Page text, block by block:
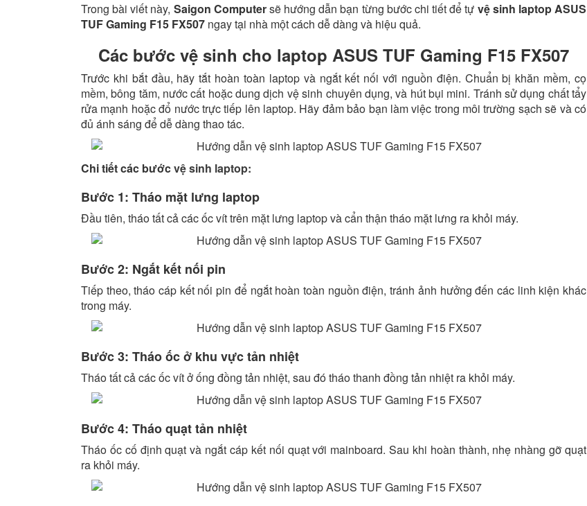
Trong bài viết này, Saigon Computersẽ hướng dẫn bạn từng bước chi tiết để tự vệ sinh laptop ASUS
TUF Gaming F15 FX507 ngay tại nhà một cách dễ dàng và hiệu quả.
Các bước vệ sinh cho laptop ASUS TUF Gaming F15 FX507
Trước khi bắt đầu, hãy tắt hoàn toàn laptop và ngắt kết nối với nguồn điện. Chuẩn bị khăn mềm, cọ
mềm, bông tăm, nước cất hoặc dung dịch vệ sinh chuyên dụng, và hút bụi mini. Tránh sử dụng chất tẩy
rửa mạnh hoặc đổ nước trực tiếp lên laptop. Hãy đảm bảo bạn làm việc trong môi trường sạch sẽ và có
đủ ánh sáng để dễ dàng thao tác.
Chi tiết các bướcvệ sinh laptop:
Bước 1: Tháo mặt lưng laptop
Đầu tiên, tháo tất cả các ốc vít trên mặt lưng laptop và cẩn thận tháo mặt lưng ra khỏi máy.
Bước 2: Ngắt kết nối pin
Tiếp theo, tháo cáp kết nối pin để ngắt hoàn toàn nguồn điện, tránh ảnh hưởng đến các linh kiện khác
trong máy.
Bước 3: Tháo ốc ở khu vực tản nhiệt
Tháo tất cả các ốc vít ở ống đồng tản nhiệt, sau đó tháo thanh đồng tản nhiệt ra khỏi máy.
Bước 4: Tháo quạt tản nhiệt
Tháo ốc cố định quạt và ngắt cáp kết nối quạt với mainboard. Sau khi hoàn thành, nhẹ nhàng gỡ quạt
ra khỏi máy.